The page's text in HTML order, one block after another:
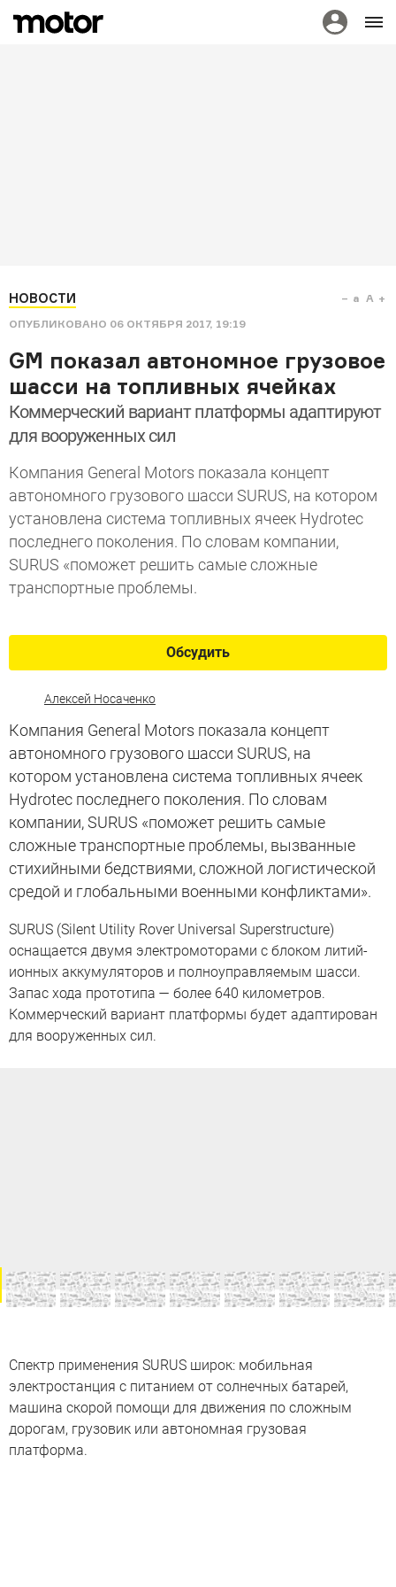
НОВОСТИ
ОПУБЛИКОВАНО 06 ОКТЯБРЯ 2017, 19:19
a A
GM показал автономное грузовое
шасси на топливных ячейках
Коммерческий вариант платформы адаптируют
для вооруженных сил
Компания General Motors показала концепт
автономного грузового шасси SURUS, на котором
установлена система топливных ячеек Hydrotec
последнего поколения. По словам компании,
SURUS «поможет решить самые сложные
транспортные проблемы.
Обсудить
Алексей Носаченко
Компания General Motors показала концепт
автономного грузового шасси SURUS, на
котором установлена система топливных ячеек
Hydrotec последнего поколения. По словам
компании, SURUS «поможет решить самые
сложные транспортные проблемы, вызванные
стихийными бедствиями, сложной логистической
средой и глобальными военными конфликтами».
SURUS (Silent Utility Rover Universal Superstructure)
оснащается двумя электромоторами с блоком литий-
ионных аккумуляторов и полноуправляемым шасси.
Запас хода прототипа — более 640 километров.
Коммерческий вариант платформы будет адаптирован
для вооруженных сил.
Спектр применения SURUS широк: мобильная
электростанция с питанием от солнечных батарей,
машина скорой помощи для движения по сложным
дорогам, грузовик или автономная грузовая
платформа.